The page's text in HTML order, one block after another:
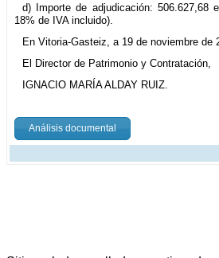
d) Importe de adjudicación: 506.627,68
18% de IVA incluido).
En Vitoria-Gasteiz, a 19 de noviembre de
El Director de Patrimonio y Contratación,
IGNACIO MARÍA ALDAY RUIZ.
Análisis documental